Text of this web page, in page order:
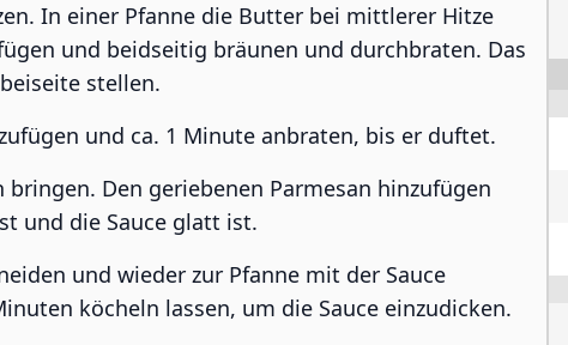
In einer Pfanne die Butter bei mittlerer Hitze
und beidseitig bräunen und durchbraten. Das
stellen.
und ca. 1 Minute anbraten, bis er duftet.
Den geriebenen Parmesan hinzufügen
und die Sauce glatt ist.
und wieder zur Pfanne mit der Sauce
köcheln lassen, um die Sauce einzudicken.